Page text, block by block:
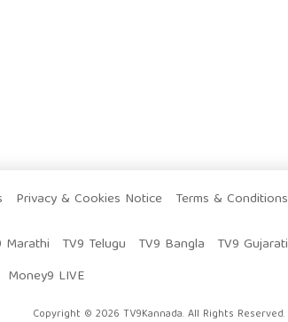
Privacy & Cookies Notice Terms & Conditions
Marathi TV9 Telugu TV9 Bangla TV9 Gujarati
Money9 LIVE
Copyright © 2026 TV9Kannada. All Rights Reserved.